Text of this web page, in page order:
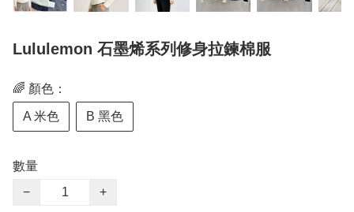
Lululemon 石墨烯系列修身拉鍊棉服
🌈 顏色：
A 米色 B 黑色
數量
−
+